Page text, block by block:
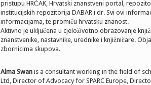
pristupu HRČAK, Hrvatski znanstveni portal,
institucijskih repozitorija DABAR i dr. Svi ovi
informacijama, te promiču hrvatsku znanost.
Aktivno je uključena u cjeloživotno obrazovanje
znanstvenike, nastavnike, urednike i knjižničare.
zbornicima skupova.
Alma Swan is a consultant working in the field of
Ltd, Director of Advocacy for SPARC Europe,